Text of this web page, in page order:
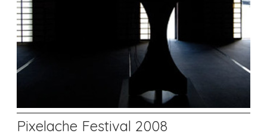
Pixelache Festival 2008